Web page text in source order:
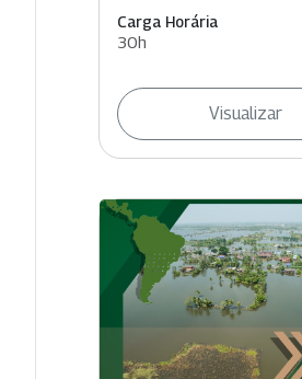
Carga Horária
30h
Visualizar